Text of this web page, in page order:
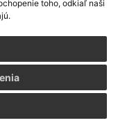
toho, odkiaľ naši